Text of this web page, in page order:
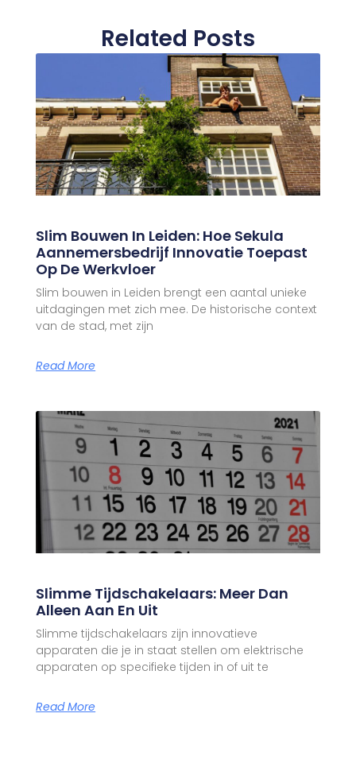
Related Posts
Slim Bouwen In Leiden: Hoe Sekula
Aannemersbedrijf Innovatie Toepast
Op De Werkvloer
Slim bouwen in Leiden brengt een aantal unieke
uitdagingen met zich mee. De historische context
van de stad, met zijn
Read More
Slimme Tijdschakelaars: Meer Dan
Alleen Aan En Uit
Slimme tijdschakelaars zijn innovatieve
apparaten die je in staat stellen om elektrische
apparaten op specifieke tijden in of uit te
Read More